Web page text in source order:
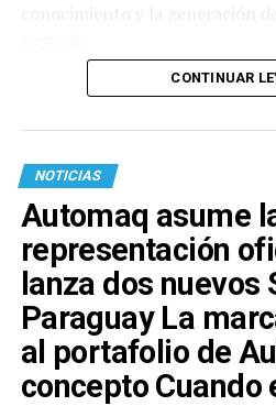
CONTINUAR
NOTICIAS
Automaq asume
representación
lanza dos nuevos
Paraguay La
al portafolio de
concepto Cuando